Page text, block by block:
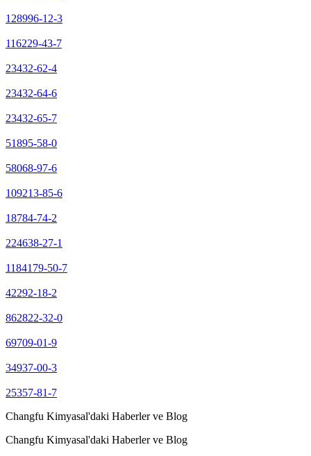
128996-12-3
116229-43-7
23432-62-4
23432-64-6
23432-65-7
51895-58-0
58068-97-6
109213-85-6
18784-74-2
224638-27-1
1184179-50-7
42292-18-2
862822-32-0
69709-01-9
34937-00-3
25357-81-7
Changfu Kimyasal'daki Haberler ve Blog
Changfu Kimyasal'daki Haberler ve Blog